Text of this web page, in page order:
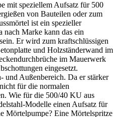
mit speziellem Aufsatz für 500
von Bauteilen oder zum
ist ein spezieller
nach Marke kann das ein
Er wird zum kraftschlüssigen
und Holzständerwand im
im Mauerwerk
eingesetzt.
und Außenbereich. Da er stärker
für die normalen
Wie für die 500/40 KU aus
Modelle einen Aufsatz für
Mörtelpumpe? Eine Mörtelspritze